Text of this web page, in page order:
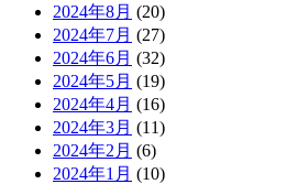
2024年8月 (20)
2024年7月 (27)
2024年6月 (32)
2024年5月 (19)
2024年4月 (16)
2024年3月 (11)
2024年2月 (6)
2024年1月 (10)